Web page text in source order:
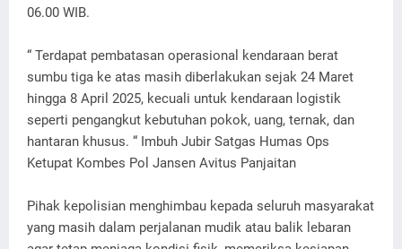
06.00 WIB.
“ Terdapat pembatasan operasional kendaraan berat
sumbu tiga ke atas masih diberlakukan sejak 24 Maret
hingga 8 April 2025, kecuali untuk kendaraan logistik
seperti pengangkut kebutuhan pokok, uang, ternak, dan
hantaran khusus. “ Imbuh Jubir Satgas Humas Ops
Ketupat Kombes Pol Jansen Avitus Panjaitan
Pihak kepolisian menghimbau kepada seluruh masyarakat
yang masih dalam perjalanan mudik atau balik lebaran